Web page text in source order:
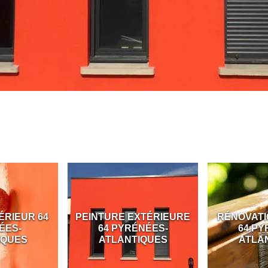
64
PEINTURE EXTÉRIEURE
64 PYRÉNÉES-
ATLANTIQUES
64